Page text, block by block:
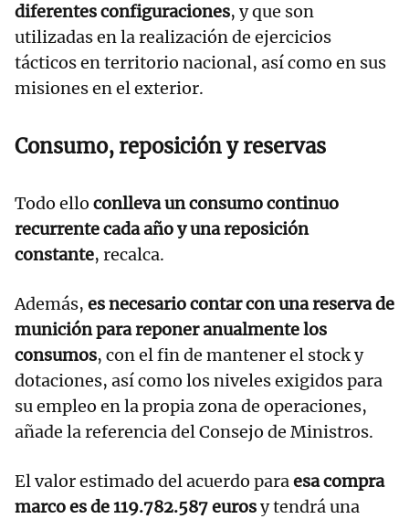
diferentes configuraciones, y que son
utilizadas en la realización de ejercicios
tácticos en territorio nacional, así como en sus
misiones en el exterior.
Consumo, reposición y reservas
Todo ello conlleva un consumo continuo
recurrente cada año y una reposición
constante, recalca.
Además, es necesario contar con una reserva de
munición para reponer anualmente los
consumos, con el fin de mantener el stock y
dotaciones, así como los niveles exigidos para
su empleo en la propia zona de operaciones,
añade la referencia del Consejo de Ministros.
El valor estimado del acuerdo paraesa compra
marco es de 119.782.587 eurosy tendrá una